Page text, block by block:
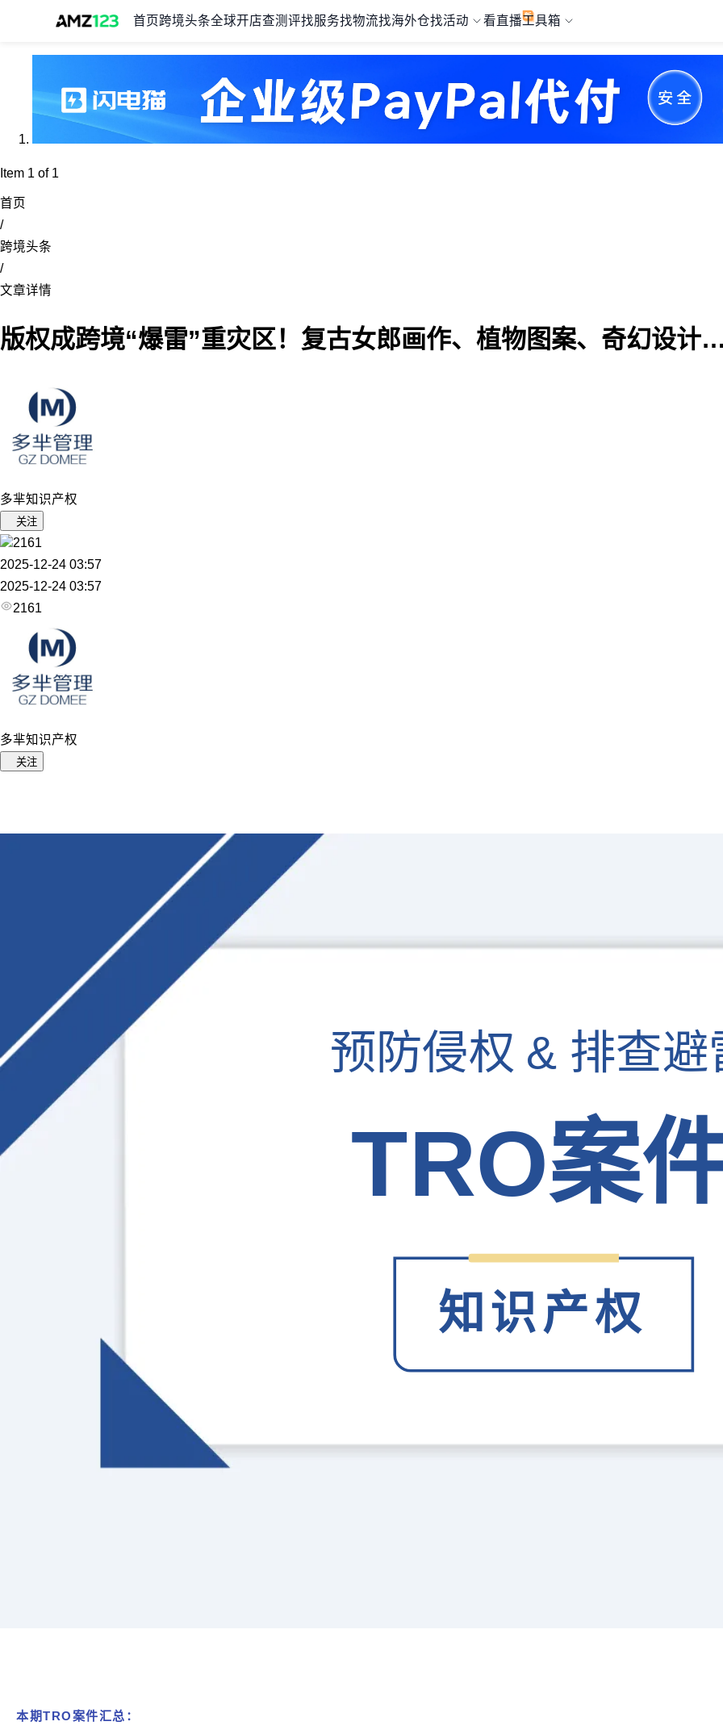
首页 跨境头条全球开店查测评找服务找物流找海外仓找活动 看直播工具箱
Item 1 of 1
首页
/
跨境头条
/
文章详情
版权成跨境“爆雷”重灾区！复古女郎画作、植物图案、奇幻设计
多芈知识产权
关注
2161
2025-12-24 03:57
2025-12-24 03:57
2161
多芈知识产权
关注
TRO案
知识产权
预防侵权 & 排查避
本期TRO案件汇总：